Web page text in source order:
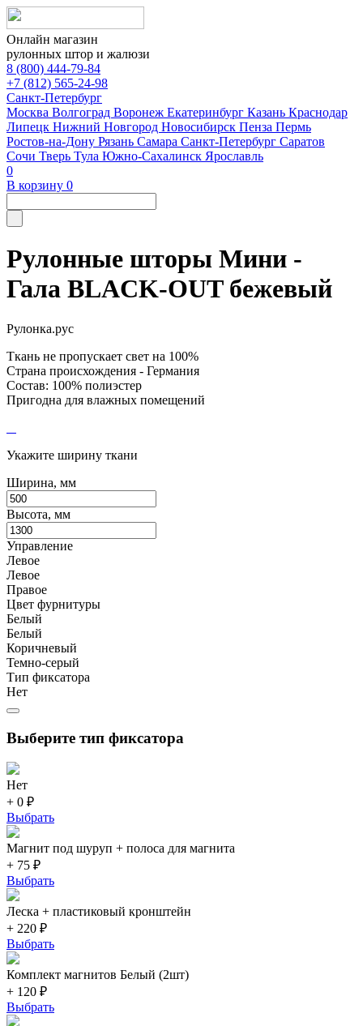
Онлайн магазин
рулонных штор и жалюзи
8 (800) 444-79-84
+7 (812) 565-24-98
Санкт-Петербург
Москва Волгоград Воронеж Екатеринбург Казань Краснодар
Липецк Нижний Новгород Новосибирск Пенза Пермь
Ростов-на-Дону Рязань Самара Санкт-Петербург Саратов
Сочи Тверь Тула Южно-Сахалинск Ярославль
0
В корзину 0
Рулонные шторы Мини -
Гала BLACK-OUT бежевый
Рулонка.рус
Ткань не пропускает свет на 100%
Страна происхождения - Германия
Состав: 100% полиэстер
Пригодна для влажных помещений
Укажите ширину ткани
Ширина, мм
Высота, мм
Управление
Левое
Левое
Правое
Цвет фурнитуры
Белый
Белый
Коричневый
Темно-серый
Тип фиксатора
Нет
Выберите тип фиксатора
Нет
+ 0 ₽
Выбрать
Магнит под шуруп + полоса для магнита
+ 75 ₽
Выбрать
Леска + пластиковый кронштейн
+ 220 ₽
Выбрать
Комплект магнитов Белый (2шт)
+ 120 ₽
Выбрать